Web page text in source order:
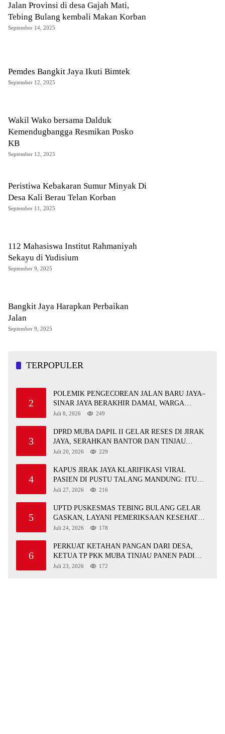
Jalan Provinsi di desa Gajah Mati,
Tebing Bulang kembali Makan Korban
September 14, 2025
Pemdes Bangkit Jaya Ikuti Bimtek
September 12, 2025
Wakil Wako bersama Dalduk
Kemendugbangga Resmikan Posko
KB
September 12, 2025
Peristiwa Kebakaran Sumur Minyak Di
Desa Kali Berau Telan Korban
September 11, 2025
112 Mahasiswa Institut Rahmaniyah
Sekayu di Yudisium
September 9, 2025
Bangkit Jaya Harapkan Perbaikan
Jalan
September 9, 2025
TERPOPULER
2
POLEMIK PENGECOREAN JALAN BARU JAYA–
SINAR JAYA BERAKHIR DAMAI, WARGA
APRESIASI PERAN FORKOPIMCAM DAN DPRD
Juli 8, 2026 249
3
DPRD MUBA DAPIL II GELAR RESES DI JIRAK
JAYA, SERAHKAN BANTOR DAN TINJAU
JALAN RUSAK SERTA TPS 3R
Juli 20, 2026 229
4
KAPUS JIRAK JAYA KLARIFIKASI VIRAL
PASIEN DI PUSTU TALANG MANDUNG: ITU
MISKOMUNIKASI
Juli 27, 2026 216
5
UPTD PUSKESMAS TEBING BULANG GELAR
GASKAN, LAYANI PEMERIKSAAN KESEHATAN
GRATIS UNTUK ASN DI SUNGAI KERUH
Juli 24, 2026 178
6
PERKUAT KETAHAN PANGAN DARI DESA,
KETUA TP PKK MUBA TINJAU PANEN PADI
ORGANIK DAN IKAN NILA
Juli 23, 2026 172